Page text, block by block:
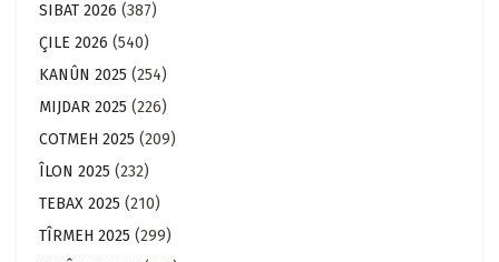
SIBAT 2026 (387)
ÇILE 2026 (540)
KANÛN 2025 (254)
MIJDAR 2025 (226)
COTMEH 2025 (209)
ÎLON 2025 (232)
TEBAX 2025 (210)
TÎRMEH 2025 (299)